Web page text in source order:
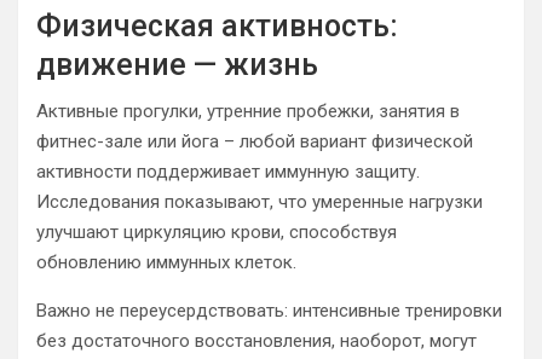
Физическая активность:
движение — жизнь
Активные прогулки, утренние пробежки, занятия в
фитнес-зале или йога – любой вариант физической
активности поддерживает иммунную защиту.
Исследования показывают, что умеренные нагрузки
улучшают циркуляцию крови, способствуя
обновлению иммунных клеток.
Важно не переусердствовать: интенсивные тренировки
без достаточного восстановления, наоборот, могут